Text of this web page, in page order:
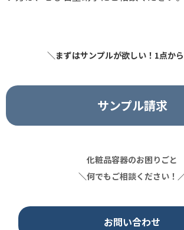
＼まずはサンプルが欲しい！1点か
サンプル請求
化粧品容器のお困りごと
＼何でもご相談ください！
お問い合わせ